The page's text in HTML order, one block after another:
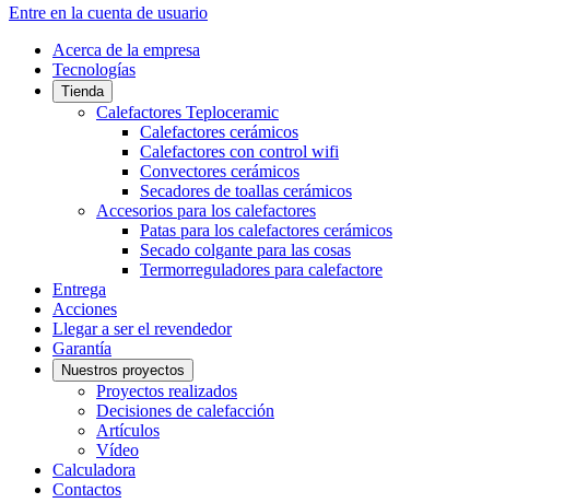
Entre en la cuenta de usuario
Acerca de la empresa
Tecnologías
Tienda
Calefactores Teploceramic
Calefactores cerámicos
Calefactores con control wifi
Convectores cerámicos
Secadores de toallas cerámicos
Accesorios para los calefactores
Patas para los calefactores cerámicos
Secado colgante para las cosas
Termorreguladores para calefactore
Entrega
Acciones
Llegar a ser el revendedor
Garantía
Nuestros proyectos
Proyectos realizados
Decisiones de calefacción
Artículos
Vídeo
Calculadora
Contactos